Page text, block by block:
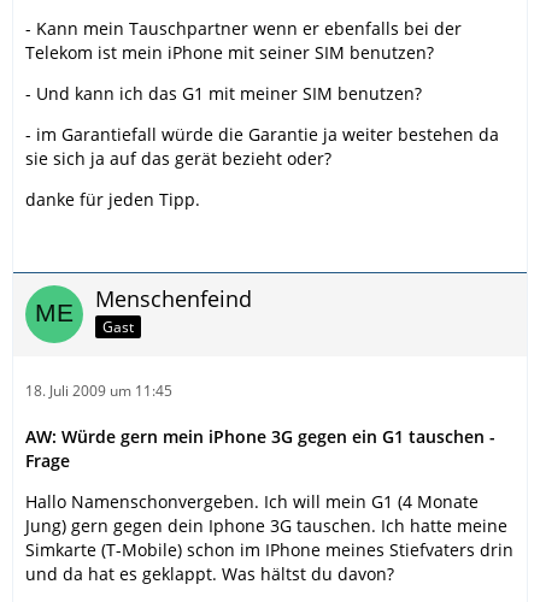
- Kann mein Tauschpartner wenn er ebenfalls bei der
Telekom ist mein iPhone mit seiner SIM benutzen?
- Und kann ich das G1 mit meiner SIM benutzen?
- im Garantiefall würde die Garantie ja weiter bestehen da
sie sich ja auf das gerät bezieht oder?
danke für jeden Tipp.
Menschenfeind
Gast
18. Juli 2009 um 11:45
AW: Würde gern mein iPhone 3G gegen ein G1 tauschen -
Frage
Hallo Namenschonvergeben. Ich will mein G1 (4 Monate
Jung) gern gegen dein Iphone 3G tauschen. Ich hatte meine
Simkarte (T-Mobile) schon im IPhone meines Stiefvaters drin
und da hat es geklappt. Was hältst du davon?